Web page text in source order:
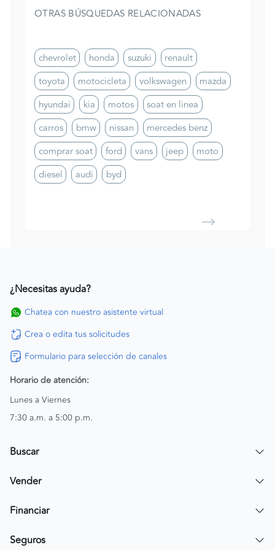
OTRAS BÚSQUEDAS RELACIONADAS
chevrolet honda suzuki
renault
toyota
motocicleta volkswagen
mazda
hyundai
kia motos
soat en linea
carros
bmw nissan
mercedes benz
comprar soat
ford vans jeep
moto
diesel
audi byd
¿Necesitas ayuda?
Chatea con nuestro asistente virtual
Crea o edita tus solicitudes
Formulario para selección de canales
Horario de atención:
Lunes a Viernes
7:30 a.m. a 5:00 p.m.
Buscar
Encuentra un carro
Vender
Publicar mi vehículo
Financiar
Simular crédito
Seguros